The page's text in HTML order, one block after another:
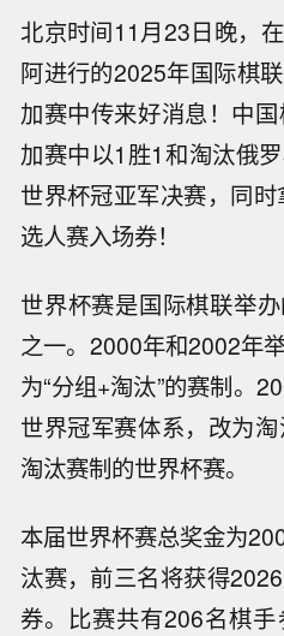
北京时间11月23日晚，
阿进行的2025年国际棋
加赛中传来好消息！中
加赛中以1胜1和淘汰俄
世界杯冠亚军决赛，同
选人赛入场券！
世界杯赛是国际棋联举
之一。2000年和2002年
为“分组+淘汰”的赛制。
世界冠军赛体系，改为
淘汰赛制的世界杯赛。
本届世界杯赛总奖金为
汰赛，前三名将获得
券。比赛共有206名棋